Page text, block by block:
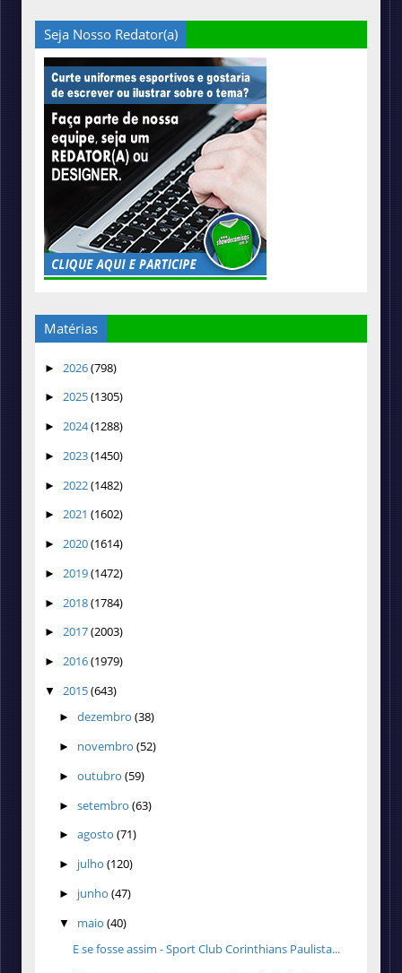
Seja Nosso Redator(a)
Matérias
► 2026(798)
► 2025(1305)
► 2024(1288)
► 2023(1450)
► 2022(1482)
► 2021 (1602)
► 2020(1614)
► 2019(1472)
► 2018(1784)
► 2017(2003)
► 2016(1979)
▼ 2015(643)
► dezembro (38)
► novembro (52)
► outubro (59)
► setembro (63)
► agosto (71)
► julho (120)
► junho (47)
▼ maio (40)
E se fosse assim - Sport Club Corinthians Paulista...